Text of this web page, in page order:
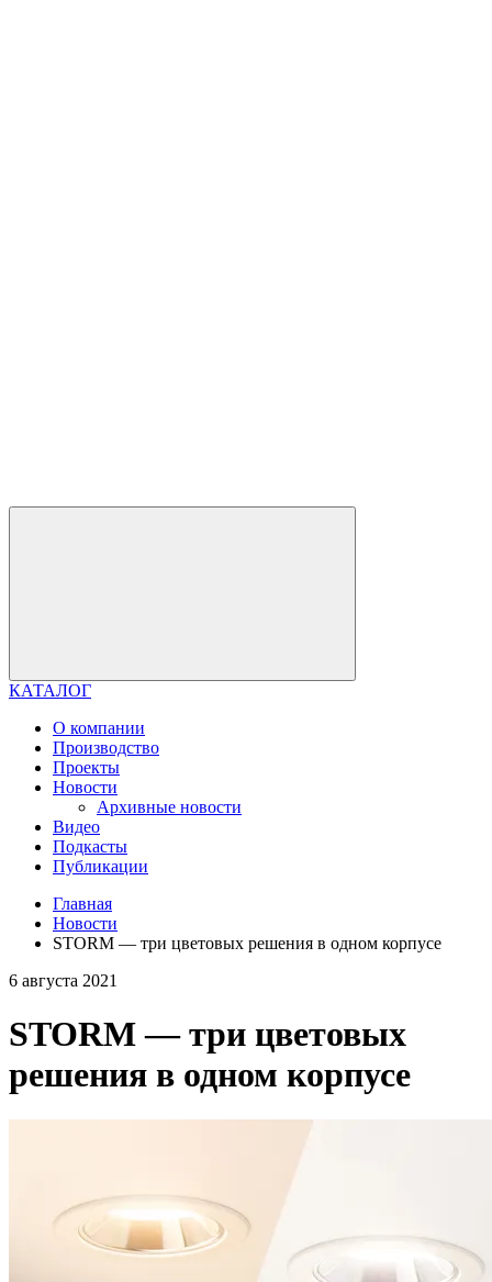
КАТАЛОГ
О компании
Производство
Проекты
Новости
Архивные новости
Видео
Подкасты
Публикации
Главная
Новости
STORM — три цветовых решения в одном корпусе
6 августа 2021
STORM — три цветовых
решения в одном корпусе